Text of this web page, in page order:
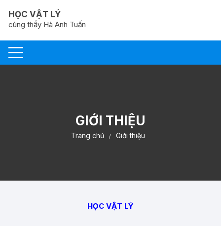
nội
dung
HỌC VẬT LÝ
cùng thầy Hà Anh Tuấn
GIỚI THIỆU
Trang chủ Giới thiệu
HỌC VẬT LÝ